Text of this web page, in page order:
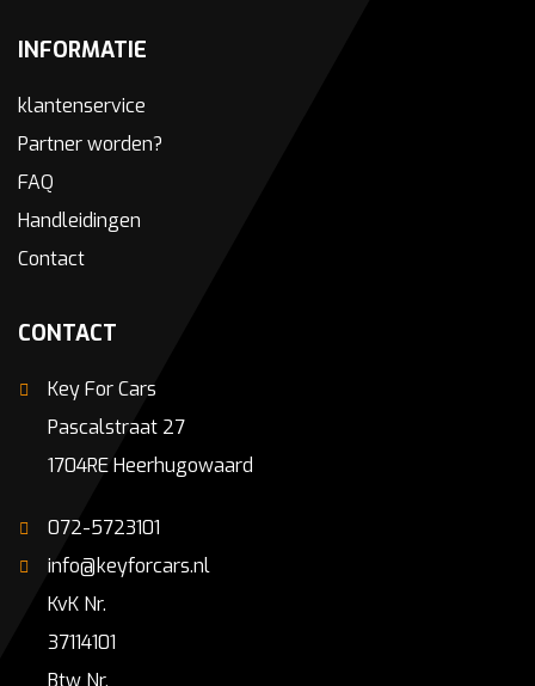
INFORMATIE
klantenservice
Partner worden?
FAQ
Handleidingen
Contact
CONTACT
Key For Cars
Pascalstraat 27
1704RE Heerhugowaard
072-5723101
info@keyforcars.nl
KvK Nr.
37114101